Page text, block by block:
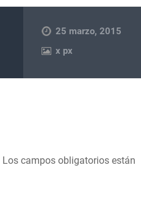
25 marzo, 2015
x px
Los campos obligatorios están